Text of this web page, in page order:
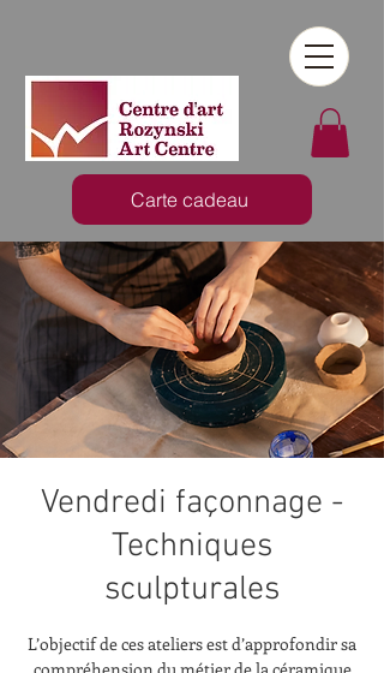
Carte cadeau
Vendredi façonnage -
Techniques
sculpturales
L’objectif de ces ateliers est d’approfondir sa
compréhension du métier de la céramique